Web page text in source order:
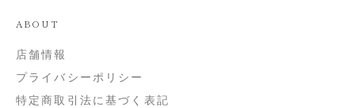
ABOUT
店舗情報
プライバシーポリシー
特定商取引法に基づく表記